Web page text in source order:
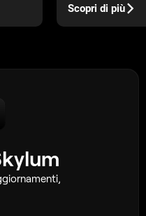
spendere troppo,
Scopri di più